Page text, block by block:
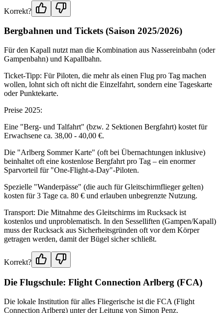
Korrekt?
Bergbahnen und Tickets (Saison 2025/2026)
Für den Kapall nutzt man die Kombination aus Nassereinbahn (oder
Gampenbahn) und Kapallbahn.
Ticket-Tipp: Für Piloten, die mehr als einen Flug pro Tag machen
wollen, lohnt sich oft nicht die Einzelfahrt, sondern eine Tageskarte
oder Punktekarte.
Preise 2025:
Eine "Berg- und Talfahrt" (bzw. 2 Sektionen Bergfahrt) kostet für
Erwachsene ca. 38,00 - 40,00 €.
Die "Arlberg Sommer Karte" (oft bei Übernachtungen inklusive)
beinhaltet oft eine kostenlose Bergfahrt pro Tag – ein enormer
Sparvorteil für "One-Flight-a-Day"-Piloten.
Spezielle "Wanderpässe" (die auch für Gleitschirmflieger gelten)
kosten für 3 Tage ca. 80 € und erlauben unbegrenzte Nutzung.
Transport: Die Mitnahme des Gleitschirms im Rucksack ist
kostenlos und unproblematisch. In den Sesselliften (Gampen/Kapall)
muss der Rucksack aus Sicherheitsgründen oft vor dem Körper
getragen werden, damit der Bügel sicher schließt.
Korrekt?
Die Flugschule: Flight Connection Arlberg (FCA)
Die lokale Institution für alles Fliegerische ist die FCA (Flight
Connection Arlberg) unter der Leitung von Simon Penz.